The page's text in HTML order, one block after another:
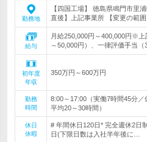
勤務地
【四国工場】 徳島県鳴門市里
直後】上記事業所 【変更の範
給与
月給250,000円～400,000円※
～50,000円）、一律評価手当（
初年度
年収
350万円～600万円
勤務
時間
8:00～17:00（実働7時間45分
平均20～30時間）
休日
休暇
# 年間休日120日* 完全週休2日
日(下限日数は入社半年後に…